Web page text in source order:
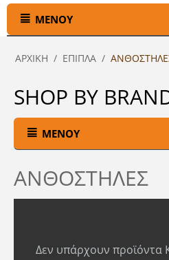
ΜΕΝΟΎ
ΑΡΧΙΚΉ / ΕΠΙΠΛΑ /
SHOP BY
ΜΕΝΟΎ
ΑΝΘΟΣΤΗΛΕΣ
Δεν υπάρχουν προϊόντα